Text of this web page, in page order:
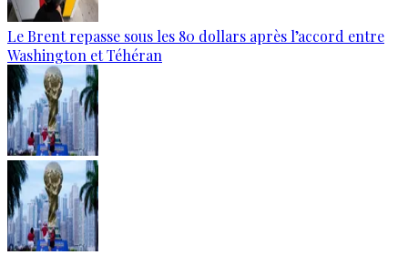
Le Brent repasse sous les 80 dollars après l’accord entre
Washington et Téhéran